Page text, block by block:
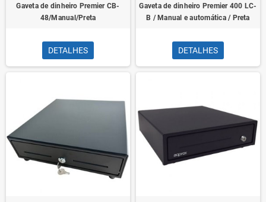
Gaveta de dinheiro Premier CB-
48/Manual/Preta
DETALHES
Gaveta de dinheiro Premier 400 LC-
B / Manual e automática / Preta
DETALHES